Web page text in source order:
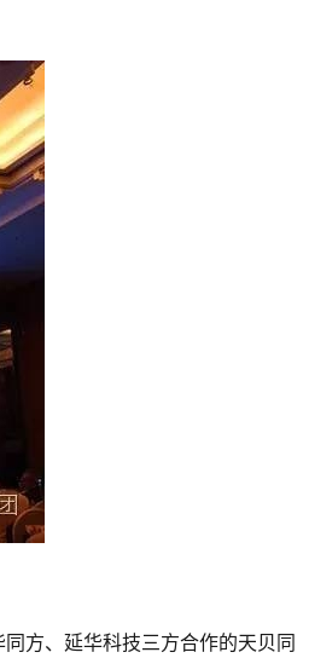
方、延华科技三方合作的天贝同